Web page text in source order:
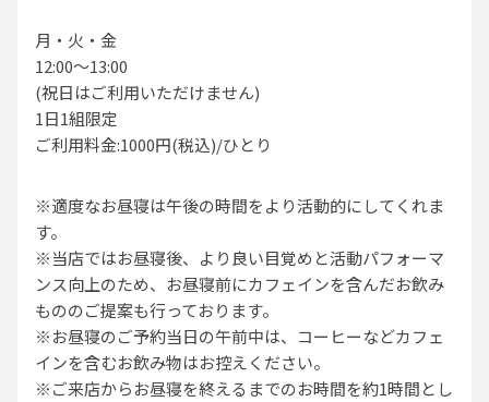
月・火・金
12:00〜13:00
(祝日はご利用いただけません)
1日1組限定
ご利用料金:1000円(税込)/ひとり
※適度なお昼寝は午後の時間をより活動的にしてくれま
す。
※当店ではお昼寝後、より良い目覚めと活動パフォーマ
ンス向上のため、お昼寝前にカフェインを含んだお飲み
もののご提案も行っております。
※お昼寝のご予約当日の午前中は、コーヒーなどカフェ
インを含むお飲み物はお控えください。
※ご来店からお昼寝を終えるまでのお時間を約1時間とし